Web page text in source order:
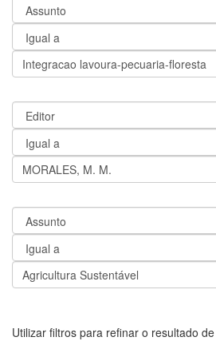
Utilizar filtros para refinar o resultado